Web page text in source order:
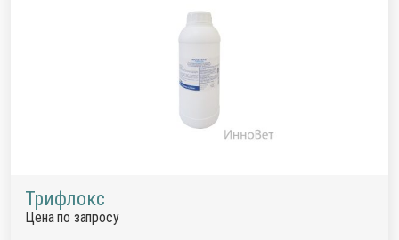
Трифлокс
Цена по запросу